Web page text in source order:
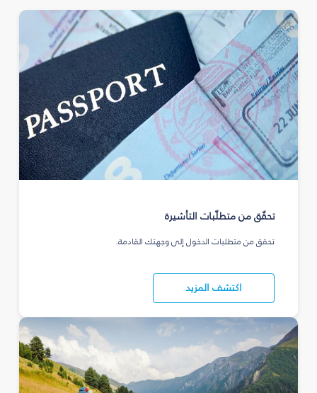
تحقّق من متطلّبات التأشيرة
تحقق من متطلبات الدخول إلى وجهتك القادمة.
اكتشف المزيد